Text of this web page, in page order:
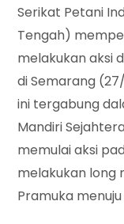
Serikat Petani
Tengah)
melakukan aksi
di Semarang
ini tergabung
Mandiri
memulai aksi
melakukan long
Pramuka